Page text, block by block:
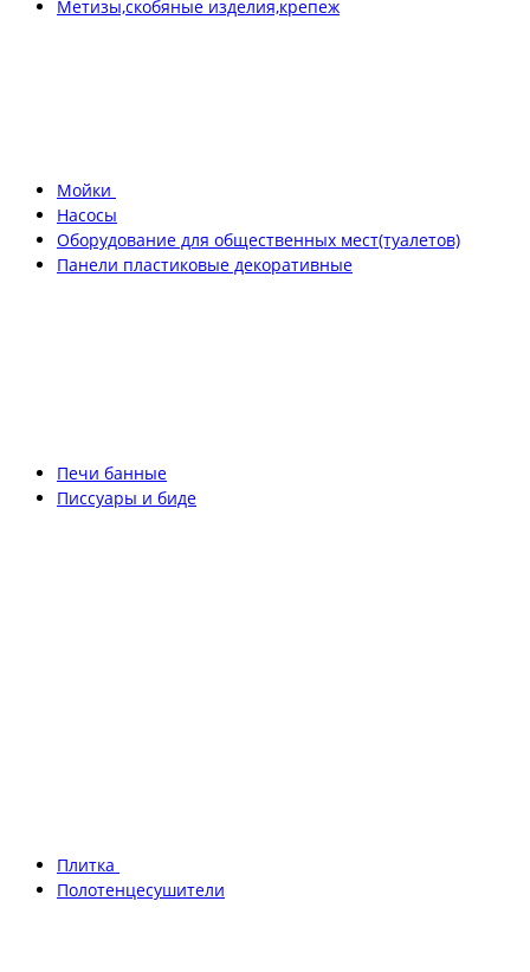
Метизы,скобяные изделия,крепеж
Мойки
Насосы
Оборудование для общественных мест(туалетов)
Панели пластиковые декоративные
Печи банные
Писсуары и биде
Плитка
Полотенцесушители